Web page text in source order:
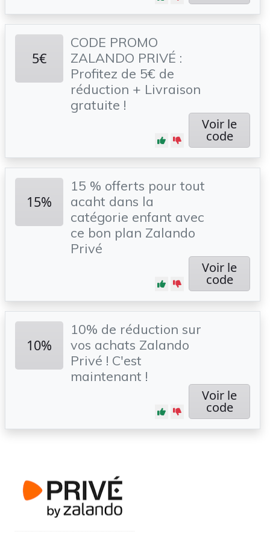
5€
CODE PROMO
ZALANDO PRIVÉ :
Profitez de 5€ de
réduction + Livraison
gratuite !
Voir le
code
15%
15 % offerts pour tout
acaht dans la
catégorie enfant avec
ce bon plan Zalando
Privé
Voir le
code
10%
10% de réduction sur
vos achats Zalando
Privé ! C'est
maintenant !
Voir le
code